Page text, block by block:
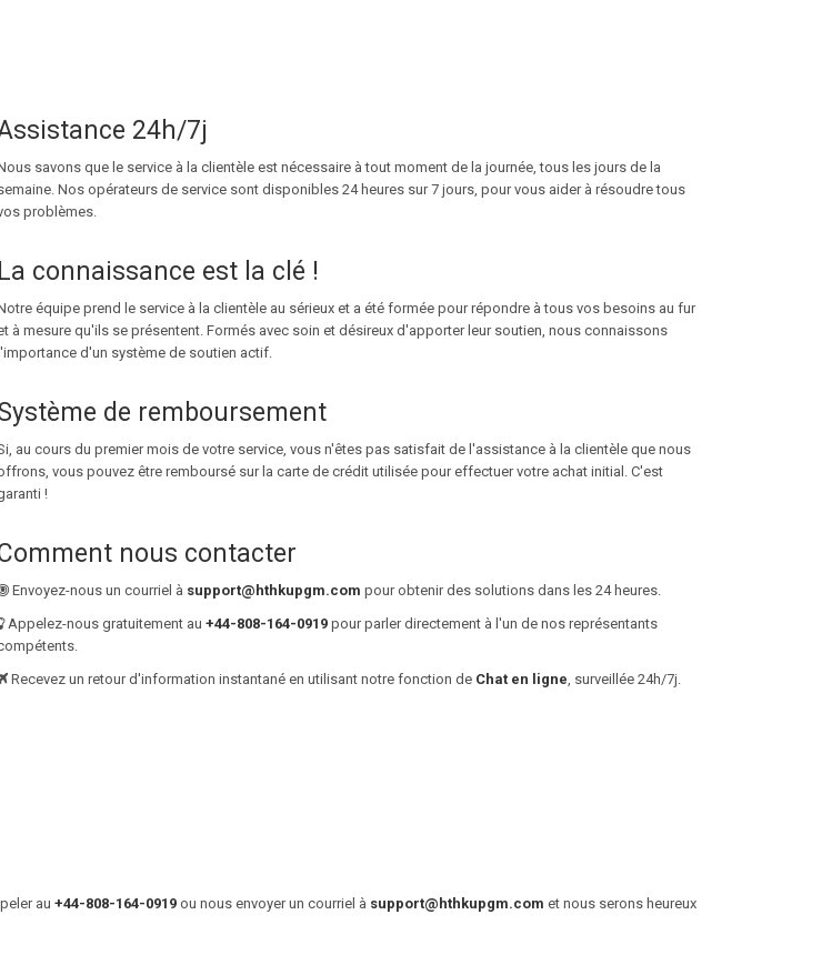
24h/7j
savons que le service à la clientèle est nécessaire à tout moment de la journée, tous les jours de la
Nos opérateurs de service sont disponibles 24 heures sur 7 jours, pour vous aider à résoudre tous
problèmes.
La connaissance est la clé !
équipe prend le service à la clientèle au sérieux et a été formée pour répondre à tous vos besoins au fur
à mesure qu'ils se présentent. Formés avec soin et désireux d'apporter leur soutien, nous connaissons
l'importance d'un système de soutien actif.
de remboursement
au cours du premier mois de votre service, vous n'êtes pas satisfait de l'assistance à la clientèle que nous
vous pouvez être remboursé sur la carte de crédit utilisée pour effectuer votre achat initial. C'est
!
nous contacter
Envoyez-nous un courriel à support@hthkupgm.com pour obtenir des solutions dans les 24 heures.
Appelez-nous gratuitement au +44-808-164-0919 pour parler directement à l'un de nos représentants
Recevez un retour d'information instantané en utilisant notre fonction de Chat en ligne, surveillée 24h/7j.
au +44-808-164-0919 ou nous envoyer un courriel à support@hthkupgm.com et nous serons heureux